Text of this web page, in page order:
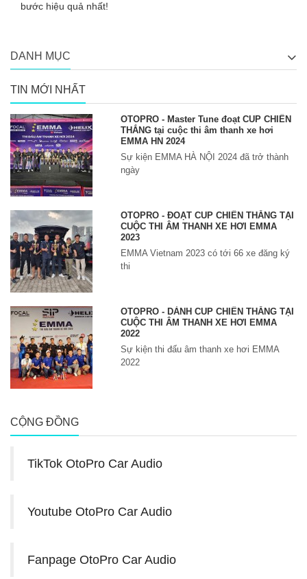
bước hiệu quả nhất!
DANH MỤC
TIN MỚI NHẤT
OTOPRO - Master Tune đoạt CUP CHIẾN
THẮNG tại cuộc thi âm thanh xe hơi
EMMA HN 2024
Sự kiện EMMA HÀ NỘI 2024 đã trở thành
ngày
OTOPRO - ĐOẠT CUP CHIẾN THẮNG TẠI
CUỘC THI ÂM THANH XE HƠI EMMA
2023
EMMA Vietnam 2023 có tới 66 xe đăng ký
thi
OTOPRO - DÀNH CUP CHIẾN THẮNG TẠI
CUỘC THI ÂM THANH XE HƠI EMMA
2022
Sự kiện thi đấu âm thanh xe hơi EMMA
2022
CỘNG ĐỒNG
TikTok OtoPro Car Audio
Youtube OtoPro Car Audio
Fanpage OtoPro Car Audio